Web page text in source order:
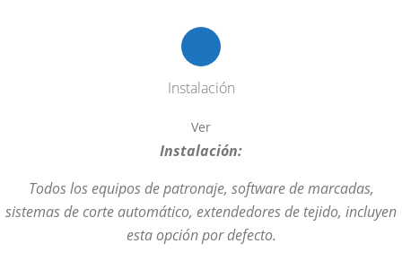
Instalación
Ver
Instalación:
Todos los equipos de patronaje, software de marcadas,
sistemas de corte automático, extendedores de tejido, incluyen
esta opción por defecto.